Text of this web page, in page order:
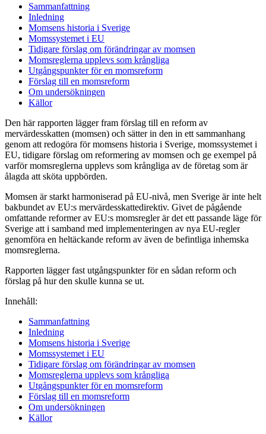
Sammanfattning
Inledning
Momsens historia i Sverige
Momssystemet i EU
Tidigare förslag om förändringar av momsen
Momsreglerna upplevs som krångliga
Utgångspunkter för en momsreform
Förslag till en momsreform
Om undersökningen
Källor
Den här rapporten lägger fram förslag till en reform av
mervärdesskatten (momsen) och sätter in den in ett sammanhang
genom att redogöra för momsens historia i Sverige, momssystemet i
EU, tidigare förslag om reformering av momsen och ge exempel på
varför momsreglerna upplevs som krångliga av de företag som är
ålagda att sköta uppbörden.
Momsen är starkt harmoniserad på EU-nivå, men Sverige är inte helt
bakbundet av EU:s mervärdesskattedirektiv. Givet de pågående
omfattande reformer av EU:s momsregler är det ett passande läge för
Sverige att i samband med implementeringen av nya EU-regler
genomföra en heltäckande reform av även de befintliga inhemska
momsreglerna.
Rapporten lägger fast utgångspunkter för en sådan reform och
förslag på hur den skulle kunna se ut.
Innehåll:
Sammanfattning
Inledning
Momsens historia i Sverige
Momssystemet i EU
Tidigare förslag om förändringar av momsen
Momsreglerna upplevs som krångliga
Utgångspunkter för en momsreform
Förslag till en momsreform
Om undersökningen
Källor